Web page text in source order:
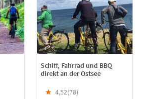
Schiff, Fahrrad und BBQ
direkt an der Ostsee
★ 4,52(78)